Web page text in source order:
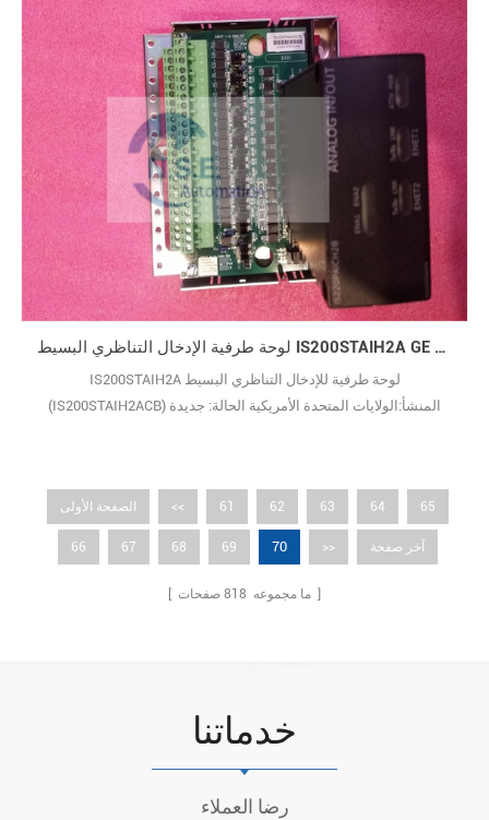
لوحة طرفية الإدخال التناظري البسيط IS200STAIH2A GE FANUC IS200STAIH2ACB
IS200STAIH2A لوحة طرفية للإدخال التناظري البسيط
(IS200STAIH2ACB) المنشأ:الولايات المتحدة الأمريكية الحالة: جديدة
الصفحة الأولى << 61 62 63 64 65
66 67 68 69 70 >> آخر صفحة
[ ما مجموعه 818 صفحات ]
خدماتنا
رضا العملاء